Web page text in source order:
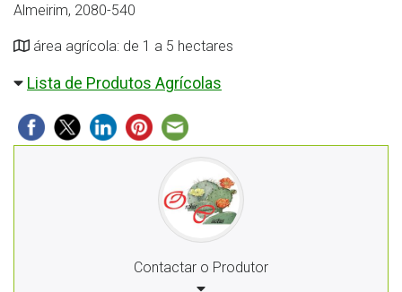
Almeirim, 2080-540
área agrícola: de 1 a 5 hectares
Lista de Produtos Agrícolas
Contactar o Produtor